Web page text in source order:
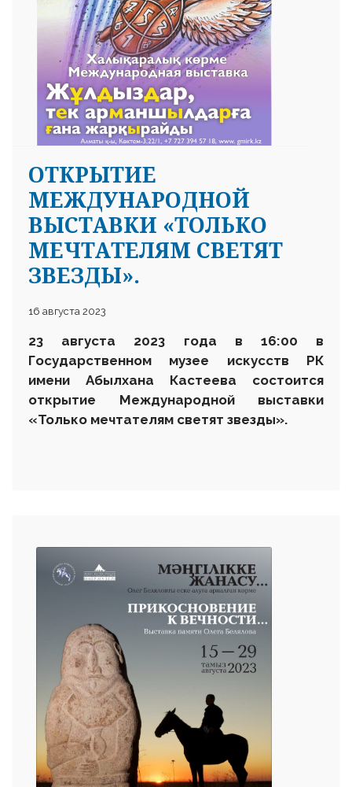
ОТКРЫТИЕ
МЕЖДУНАРОДНОЙ
ВЫСТАВКИ «ТОЛЬКО
МЕЧТАТЕЛЯМ СВЕТЯТ
ЗВЕЗДЫ».
16 августа 2023
23 августа 2023 года в 16:00
в
Государственном музее искусств РК
имени Абылхана Кастеева состоится
открытие Международной выставки
«Только мечтателям светят звезды».